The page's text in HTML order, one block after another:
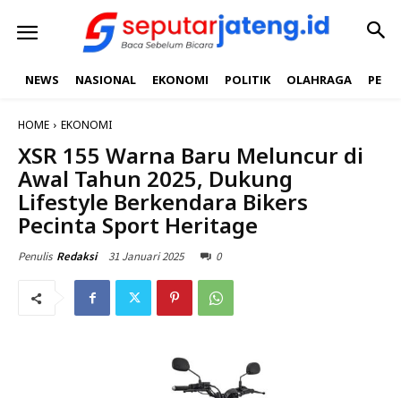
NEWS NASIONAL EKONOMI POLITIK OLAHRAGA
HOME EKONOMI
XSR 155 Warna Baru Meluncur di
Awal Tahun 2025, Dukung
Lifestyle Berkendara Bikers
Pecinta Sport Heritage
Penulis Redaksi 31 Januari 2025 0